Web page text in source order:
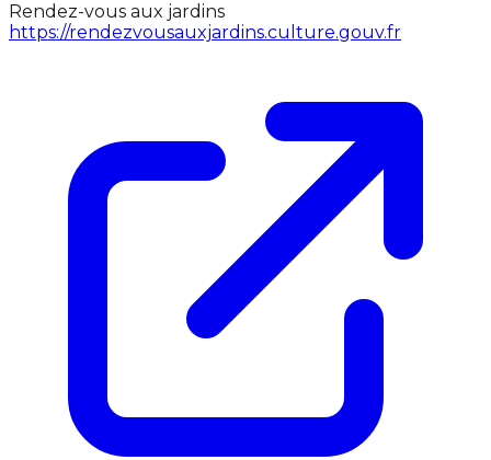
Rendez-vous aux jardins
https://rendezvousauxjardins.culture.gouv.fr